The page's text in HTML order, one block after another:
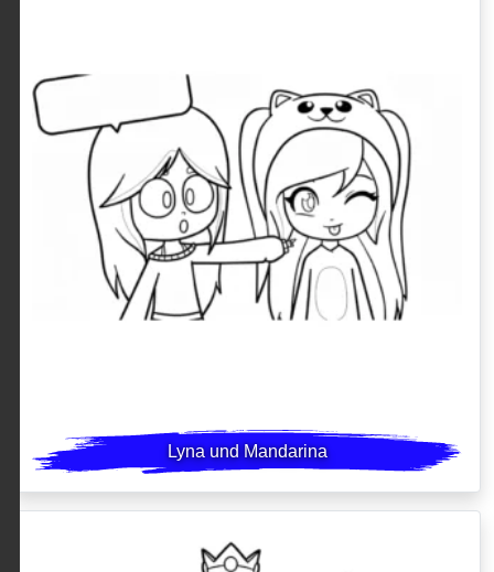
Lyna und Mandarina